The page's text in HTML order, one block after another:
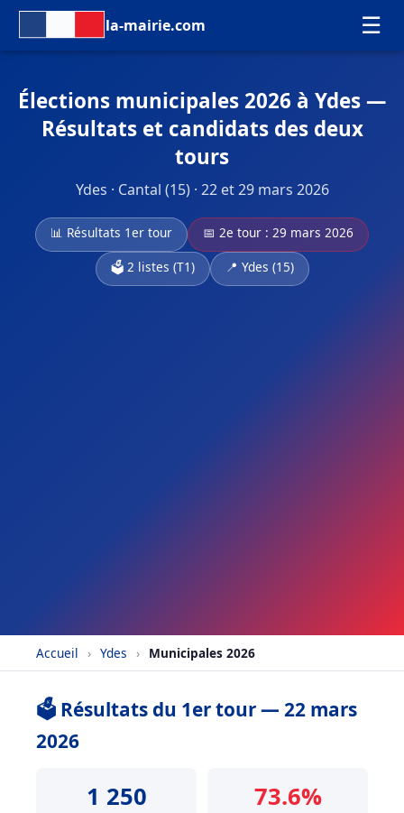
la-mairie.com ☰
Élections municipales 2026 à Ydes —
Résultats et candidats des deux
tours
Ydes · Cantal (15) · 22 et 29 mars 2026
📊 Résultats 1er tour
📅 2e tour : 29 mars 2026
🗳️ 2 listes (T1)
📍 Ydes (15)
Accueil › Ydes › Municipales 2026
🗳️ Résultats du 1er tour — 22 mars
2026
1 250 73.6%